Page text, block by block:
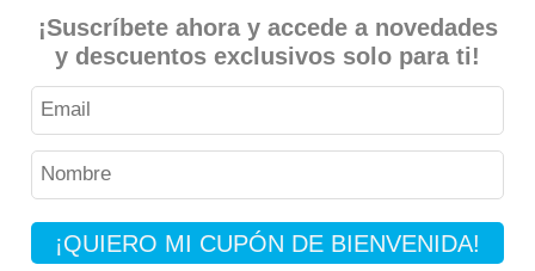
¡Suscríbete ahora y accede a novedades
y descuentos exclusivos solo para ti!
¡QUIERO MI CUPÓN DE BIENVENIDA!
Inicio Kiosko Dulce y Salado Golosinas
Arbanit – Alfajor Relleno de Pistacho X 6 Unidades